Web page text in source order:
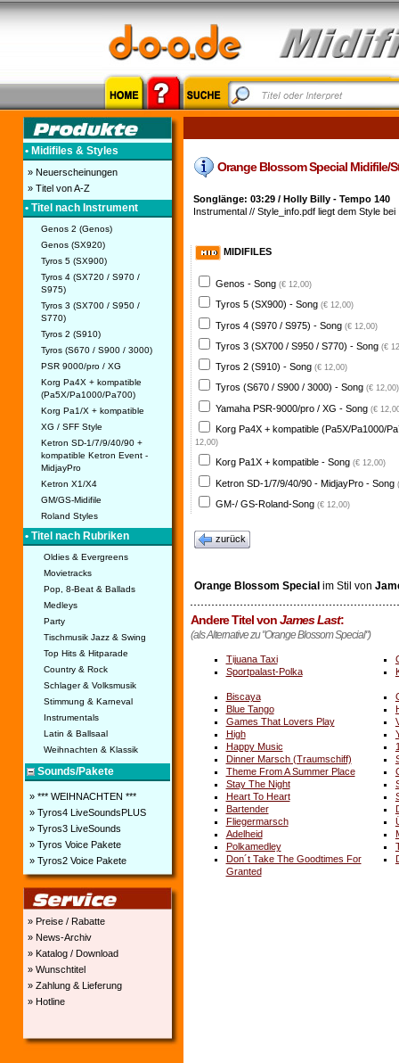
• Midifiles & Styles
» Neuerscheinungen
» Titel von A-Z
• Titel nach Instrument
Genos 2 (Genos)
Genos (SX920)
Tyros 5 (SX900)
Tyros 4 (SX720 / S970 /
S975)
Tyros 3 (SX700 / S950 /
S770)
Tyros 2 (S910)
Tyros (S670 / S900 / 3000)
PSR 9000/pro / XG
Korg Pa4X + kompatible
(Pa5X/Pa1000/Pa700)
Korg Pa1/X + kompatible
XG / SFF Style
Ketron SD-1/7/9/40/90 +
kompatible Ketron Event -
MidjayPro
Ketron X1/X4
GM/GS-Midifile
Roland Styles
• Titel nach Rubriken
Oldies & Evergreens
Movietracks
Pop, 8-Beat & Ballads
Medleys
Party
Tischmusik Jazz & Swing
Top Hits & Hitparade
Country & Rock
Schlager & Volksmusik
Stimmung & Karneval
Instrumentals
Latin & Ballsaal
Weihnachten & Klassik
Sounds/Pakete
» *** WEIHNACHTEN ***
» Tyros4 LiveSoundsPLUS
» Tyros3 LiveSounds
» Tyros Voice Pakete
» Tyros2 Voice Pakete
» Preise / Rabatte
» News-Archiv
» Katalog / Download
» Wunschtitel
» Zahlung & Lieferung
» Hotline
Orange Blossom Special Midifile/
Songlänge: 03:29 / Holly Billy - Tempo 140
Instrumental // Style_info.pdf liegt dem Style bei
MIDIFILES
Genos - Song (€ 12,00)
Tyros 5 (SX900) - Song (€ 12,00)
Tyros 4 (S970 / S975) - Song (€ 12,00)
Tyros 3 (SX700 / S950 / S770) - Song (€
Tyros 2 (S910) - Song (€ 12,00)
Tyros (S670 / S900 / 3000) - Song (€ 12,00)
Yamaha PSR-9000/pro / XG - Song (€
Korg Pa4X + kompatible (Pa5X/Pa1000/
12,00)
Korg Pa1X + kompatible - Song (€ 12,00)
Ketron SD-1/7/9/40/90 - MidjayPro - Song
GM-/ GS-Roland-Song (€ 12,00)
zurück
Orange Blossom Specialim Stil von
Andere Titel vonJames Last:
(als Alternative zu "Orange Blossom Special")
Tijuana Taxi
Sportpalast-Polka
Biscaya
Blue Tango
Games That Lovers Play
High
Happy Music
Dinner Marsch (Traumschiff)
Theme From A Summer Place
Stay The Night
Heart To Heart
Bartender
Fliegermarsch
Adelheid
Polkamedley
Don´t Take The Goodtimes For
Granted